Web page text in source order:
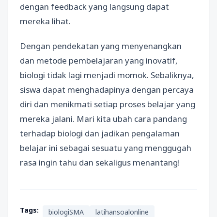
dengan feedback yang langsung dapat
mereka lihat.
Dengan pendekatan yang menyenangkan
dan metode pembelajaran yang inovatif,
biologi tidak lagi menjadi momok. Sebaliknya,
siswa dapat menghadapinya dengan percaya
diri dan menikmati setiap proses belajar yang
mereka jalani. Mari kita ubah cara pandang
terhadap biologi dan jadikan pengalaman
belajar ini sebagai sesuatu yang menggugah
rasa ingin tahu dan sekaligus menantang!
Tags: biologiSMA
latihansoalonline